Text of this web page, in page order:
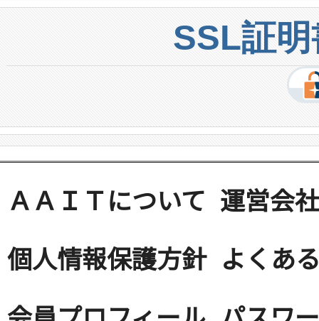
SSL証
ＡＡＩＴについて 運営会社
個人情報保護方針 よくあ